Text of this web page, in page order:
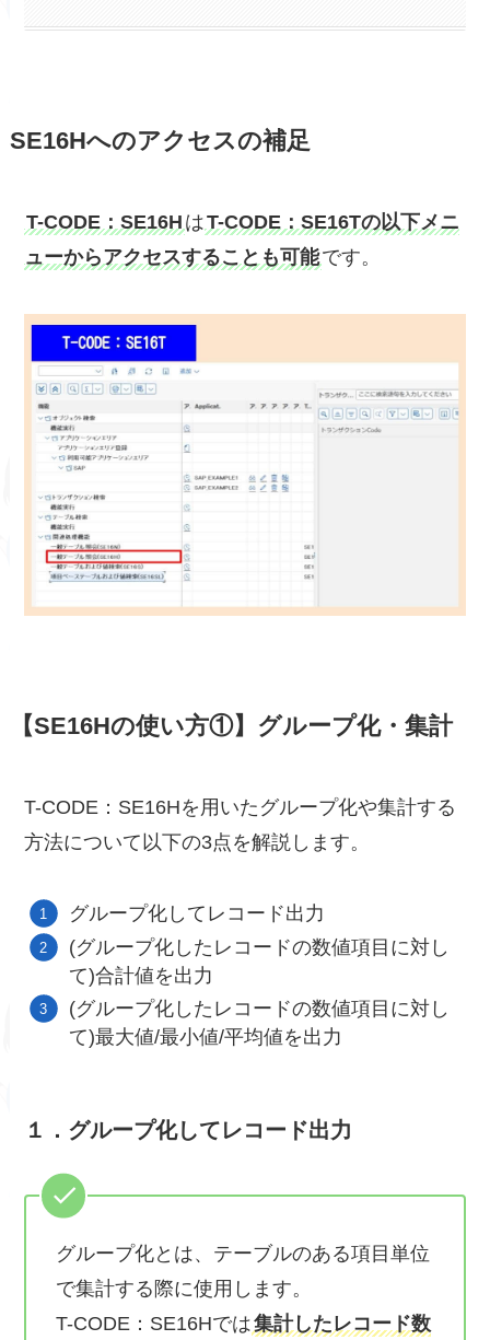
SE16Hへのアクセスの補足
T-CODE：SE16H はT-CODE：SE16Tの以下メニ
ューからアクセスすることも可能です。
【SE16Hの使い方①】グループ化・集計
T-CODE：SE16Hを用いたグループ化や集計する
方法について以下の3点を解説します。
グループ化してレコード出力
(グループ化したレコードの数値項目に対し
て)合計値を出力
(グループ化したレコードの数値項目に対し
て)最大値/最小値/平均値を出力
１．グループ化してレコード出力
グループ化とは、テーブルのある項目単位
で集計する際に使用します。
T-CODE：SE16Hでは集計したレコード数